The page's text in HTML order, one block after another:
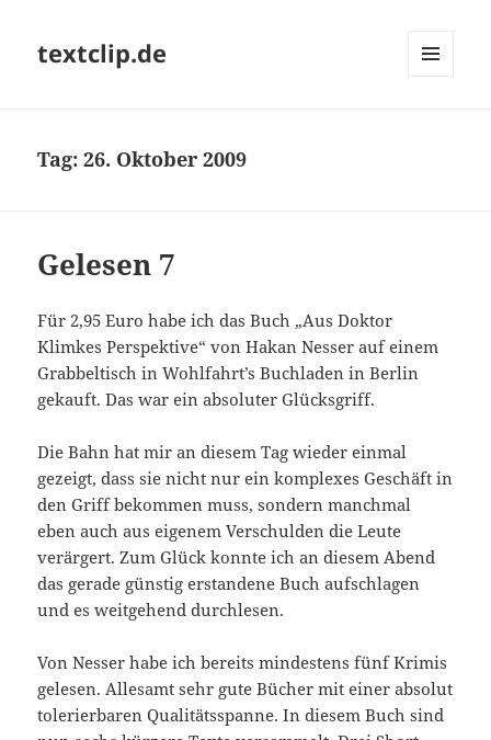
textclip.de
Tag:26. Oktober 2009
Gelesen 7
Für 2,95 Euro habe ich das Buch „Aus Doktor
Klimkes Perspektive“ von Hakan Nesser auf einem
Grabbeltisch in Wohlfahrt’s Buchladen in Berlin
gekauft. Das war ein absoluter Glücksgriff.
Die Bahn hat mir an diesem Tag wieder einmal
gezeigt, dass sie nicht nur ein komplexes Geschäft in
den Griff bekommen muss, sondern manchmal
eben auch aus eigenem Verschulden die Leute
verärgert. Zum Glück konnte ich an diesem Abend
das gerade günstig erstandene Buch aufschlagen
und es weitgehend durchlesen.
Von Nesser habe ich bereits mindestens fünf Krimis
gelesen. Allesamt sehr gute Bücher mit einer absolut
tolerierbaren Qualitätsspanne. In diesem Buch sind